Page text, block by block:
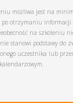
możliwa jest na
po otrzymaniu
na szkoleniu
stanowi podstawy do
uczestnika lub